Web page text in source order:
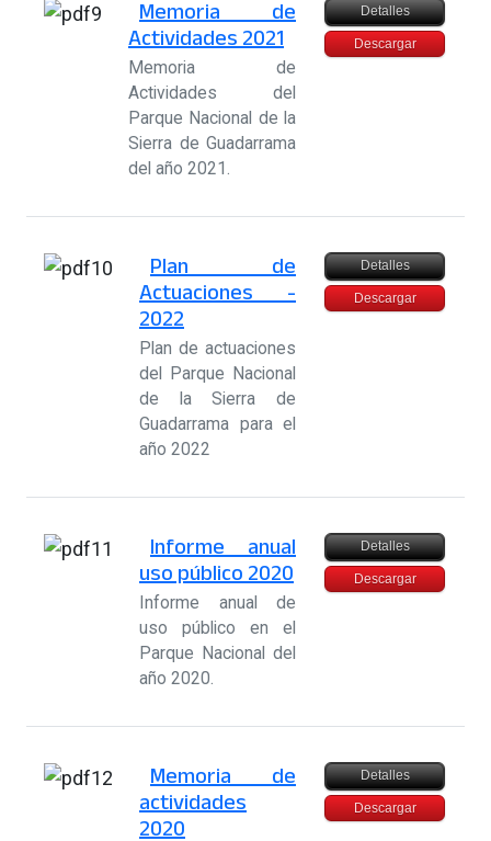
Memoria de
Actividades 2021
Memoria de
Actividades del
Parque Nacional de la
Sierra de Guadarrama
del año 2021.
Detalles
Descargar
Plan de
Actuaciones -
2022
Plan de actuaciones
del Parque Nacional
de la Sierra de
Guadarrama para el
año 2022
Detalles
Descargar
Informe anual
uso público 2020
Informe anual de
uso público en el
Parque Nacional del
año 2020.
Detalles
Descargar
Memoria de
actividades
2020
Detalles
Descargar